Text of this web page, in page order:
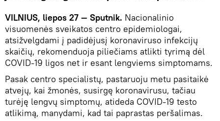
VILNIUS, liepos 27 — Sputnik. Nacionalinio
visuomenės sveikatos centro epidemiologai,
atsižvelgdami į padidėjusį koronaviruso infekcijų
skaičių, rekomenduoja piliečiams atlikti tyrimą dėl
COVID-19 ligos net ir esant lengviems simptomams.
Pasak centro specialistų, pastaruoju metu pasitaikė
atvejų, kai žmonės, susirgę koronavirusu, tačiau
turėję lengvų simptomų, atideda COVID-19 testo
atlikimą, manydami, kad tai paprastas peršalimas.